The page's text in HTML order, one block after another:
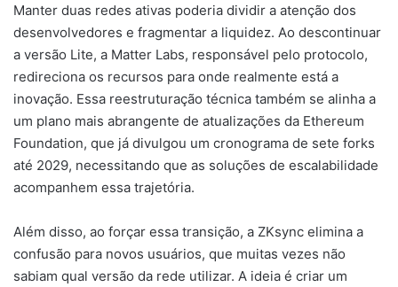
Manter duas redes ativas poderia dividir a atenção dos
desenvolvedores e fragmentar a liquidez. Ao descontinuar
a versão Lite, a Matter Labs, responsável pelo protocolo,
redireciona os recursos para onde realmente está a
inovação. Essa reestruturação técnica também se alinha a
um plano mais abrangente de atualizações da Ethereum
Foundation, que já divulgou um cronograma de sete forks
até 2029, necessitando que as soluções de escalabilidade
acompanhem essa trajetória.
Além disso, ao forçar essa transição, a ZKsync elimina a
confusão para novos usuários, que muitas vezes não
sabiam qual versão da rede utilizar. A ideia é criar um